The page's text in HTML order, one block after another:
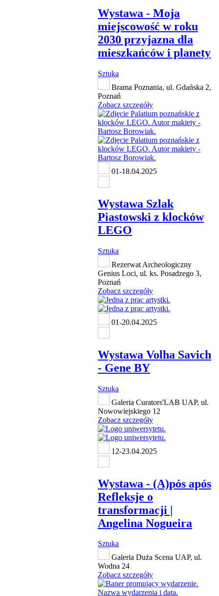
Wystawa - Moja
miejscowość w roku
2030 przyjazna dla
mieszkańców i planety
Sztuka
Brama Poznania, ul. Gdańska 2,
Poznań
Zobacz szczegóły
01-18.04.2025
Wystawa Szlak
Piastowski z klocków
LEGO
Sztuka
Rezerwat Archeologiczny
Genius Loci, ul. ks. Posadzego 3,
Poznań
Zobacz szczegóły
01-20.04.2025
Wystawa Volha Savich
- Gene BY
Sztuka
Galeria Curators'LAB UAP, ul.
Nowowiejskiego 12
Zobacz szczegóły
12-23.04.2025
Wystawa - (A)pós após
Refleksje o
transformacji |
Angelina Nogueira
Sztuka
Galeria Duża Scena UAP, ul.
Wodna 24
Zobacz szczegóły